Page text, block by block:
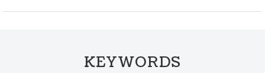
KEYWORDS